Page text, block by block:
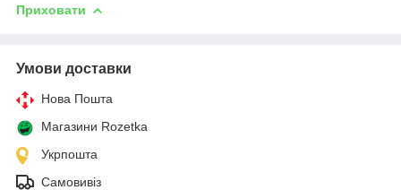
Приховати
Умови доставки
Нова Пошта
Магазини Rozetka
Укрпошта
Самовивіз